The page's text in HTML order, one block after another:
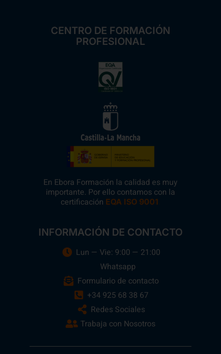
CENTRO DE FORMACIÓN
PROFESIONAL
En Ebora Formación la calidad es muy
importante. Por ello contamos con la
certificación EQA ISO 9001
INFORMACIÓN DE CONTACTO
Lun — Vie: 9:00 — 21:00
Whatsapp
Formulario de contacto
+34 925 68 38 67
Redes Sociales
Trabaja con Nosotros